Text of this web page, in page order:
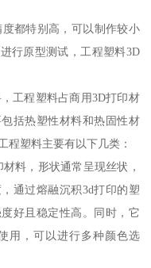
都特别高，可以制作较小
行原型测试，工程塑料3D
工程塑料占商用3D打印材
括热塑性材料和热固性材
程塑料主要有以下几类：
料，形状通常呈现丝状，
通过熔融沉积3d打印的塑
好且稳定性高。同时，它
用，可以进行多种颜色选